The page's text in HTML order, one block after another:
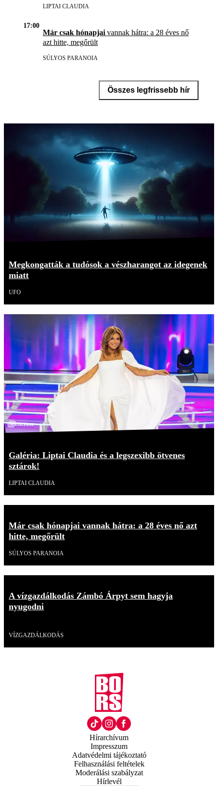
LIPTAI CLAUDIA
17:00
Már csak hónapjai vannak hátra: a 28 éves nő
azt hitte, megőrült
SÚLYOS PARANOIA
Összes legfrissebb hír
Megkongatták a tudósok a vészharangot az idegenek
miatt
UFO
Galéria
Galéria: Liptai Claudia és a legszexibb ötvenes
sztárok!
LIPTAI CLAUDIA
Már csak hónapjai vannak hátra: a 28 éves nő azt
hitte, megőrült
SÚLYOS PARANOIA
A vízgazdálkodás Zámbó Árpyt sem hagyja
nyugodni
VÍZGAZDÁLKODÁS
Hírarchívum
Impresszum
Adatvédelmi tájékoztató
Felhasználási feltételek
Moderálási szabályzat
Hírlevél